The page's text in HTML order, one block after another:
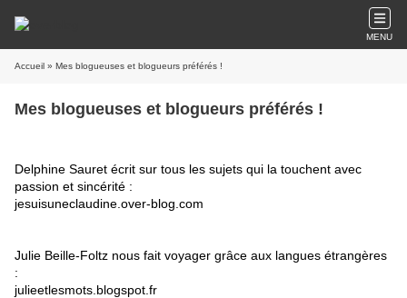
MENU
Accueil » Mes blogueuses et blogueurs préférés !
Mes blogueuses et blogueurs préférés !
Delphine Sauret écrit sur tous les sujets qui la touchent avec
passion et sincérité :
jesuisuneclaudine.over-blog.com
Julie Beille-Foltz nous fait voyager grâce aux langues étrangères
:
julieetlesmots.blogspot.fr